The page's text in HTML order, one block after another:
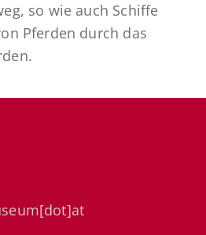
so wie auch Schiffe
Pferden durch das